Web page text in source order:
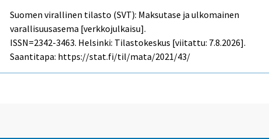
Suomen virallinen tilasto (SVT): Maksutase ja ulkomainen
varallisuusasema [verkkojulkaisu].
ISSN=2342-3463. Helsinki: Tilastokeskus [viitattu: 7.8.2026].
Saantitapa: https://stat.fi/til/mata/2021/43/